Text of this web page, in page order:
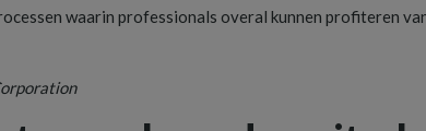
waarin professionals overal kunnen profiteren